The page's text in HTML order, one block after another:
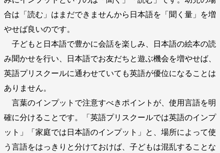
合は「読む」はまだできませんから日本語を「聞く量」を増
やせば良いのです。
子どもと日本語で豊かに会話を楽しみ、日本語の絵本の読
み聞かせを行い、日本語でお友だちと遊ぶ機会を増やせば、
英語プリスクールに通わせていても英語が優位になることは
ありません。
言葉のインプットで注意すべきポイントが、使用言語を明
確に分けることです。「英語プリスクールでは英語のインプ
ット」「家庭では日本語のインプット」と、場所によって使
う言語をはっきりと分けておけば、子どもは混乱することな